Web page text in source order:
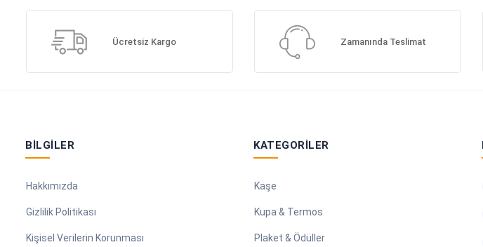
Ücretsiz Kargo Zamanında Teslimat
BILGILER
Hakkımızda
Gizlilik Politikası
Kişisel Verilerin Korunması
KATEGORILER
Kaşe
Kupa & Termos
Plaket & Ödüller